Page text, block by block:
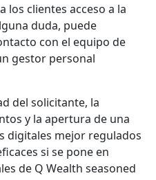
los clientes acceso a la
duda, puede
con el equipo de
gestor personal
del solicitante, la
y la apertura de una
digitales mejor regulados
si se pone en
de Q Wealth seasoned